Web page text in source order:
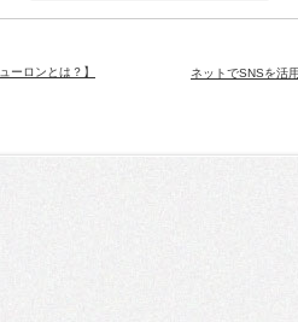
ーロンとは？】 ネットでSNSを活